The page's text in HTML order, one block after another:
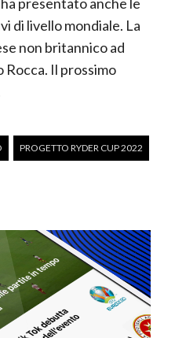
di livello mondiale. La
non britannico ad
Rocca. Il prossimo
PROGETTO RYDER CUP 2022